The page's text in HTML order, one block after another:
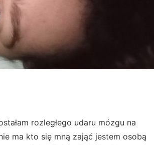
rozległego udaru mózgu na
ma kto się mną zająć jestem osobą